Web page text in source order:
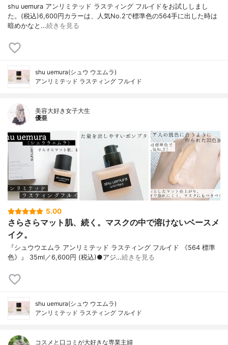
shu uemura アンリミテッド ラスティング フルイドをお試ししまし
た。(税込)6,600円カラーは、人気No.2で標準色の564手に出した時は
暗めかなと…続きを見る
shu uemura(シュウ ウエムラ)
アンリミテッド ラスティング フルイド
美容大好き女子大生
優亜
5.00
さらさらマット肌、続く。マスクの中で溶けないベースメ
イク。
『シュウウエムラ アンリミテッド ラスティング フルイド 《564 標準
色》』 35ml／6,600円 (税込)●アジ…続きを見る
shu uemura(シュウ ウエムラ)
アンリミテッド ラスティング フルイド
コスメと口コミが大好きな専業主婦